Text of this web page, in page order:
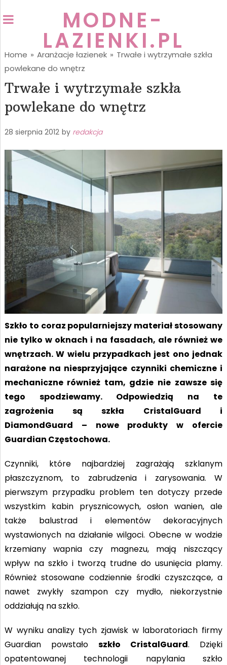
MODNE-
LAZIENKI.PL
Home » Aranżacje łazienek » Trwałe i wytrzymałe szkła
powlekane do wnętrz
Trwałe i wytrzymałe szkła
powlekane do wnętrz
28 sierpnia 2012 by redakcja
Szkło to coraz popularniejszy materiał stosowany
nie tylko w oknach i na fasadach, ale również we
wnętrzach. W wielu przypadkach jest ono jednak
narażone na niesprzyjające czynniki chemiczne i
mechaniczne również tam, gdzie nie zawsze się
tego spodziewamy. Odpowiedzią na te
zagrożenia są szkła CristalGuard i
DiamondGuard – nowe produkty w ofercie
Guardian Częstochowa.
Czynniki, które najbardziej zagrażają szklanym
płaszczyznom, to zabrudzeniai zarysowania. W
pierwszym przypadku problem ten dotyczy przede
wszystkim kabin prysznicowych, osłon wanien, ale
także balustrad i elementów dekoracyjnych
wystawionych na działanie wilgoci. Obecne w wodzie
krzemiany wapnia czy magnezu, mają niszczący
wpływ na szkło i tworzą trudne do usunięcia plamy.
Również stosowane codziennie środki czyszczące, a
nawet zwykły szampon czy mydło, niekorzystnie
oddziałują na szkło.
W wyniku analizy tych zjawisk w laboratoriach firmy
Guardian powstało szkło CristalGuard. Dzięki
opatentowanej technologii napylania szkło